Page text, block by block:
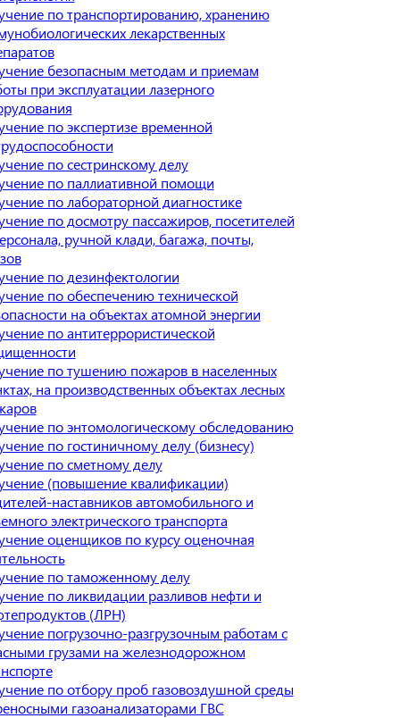
по транспортированию, хранению
лекарственных
безопасным методам и приемам
при эксплуатации лазерного
по экспертизе временной
по сестринскому делу
по паллиативной помощи
по лабораторной диагностике
по досмотру пассажиров, посетителей
ручной клади, багажа, почты,
по дезинфектологии
по обеспечению технической
на объектах атомной энергии
по антитеррористической
по тушению пожаров в населенных
на производственных объектах лесных
по энтомологическому обследованию
по гостиничному делу (бизнесу)
по сметному делу
(повышение квалификации)
наставников автомобильного и
электрического транспорта
оценщиков по курсу оценочная
по таможенному делу
по ликвидации разливов нефти и
(ЛРН)
погрузочно-разгрузочным работам с
грузами на железнодорожном
по отбору проб газовоздушной среды
газоанализаторами ГВС